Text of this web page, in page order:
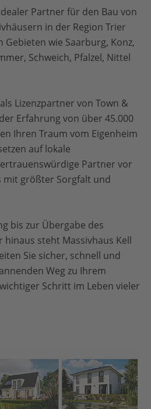
Partner für den Bau von
in der Region Trier
wie Saarburg, Konz,
Schweich, Pfalzel, Nittel
Lizenzpartner von Town &
Erfahrung von über 45.000
Ihren Traum vom Eigenheim
auf lokale
Partner vor
mit größter Sorgfalt und
bis zur Übergabe des
hinaus steht Massivhaus Kell
Sie sicher, schnell und
Weg zu Ihrem
Schritt im Leben vieler